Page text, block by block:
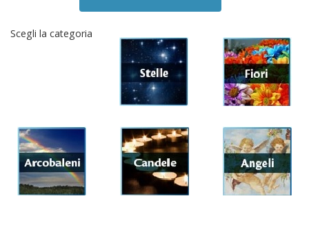
Scegli la categoria